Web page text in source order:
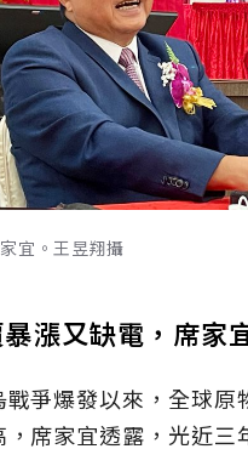
宜。王昱翔攝
漲又缺電，席家
爭爆發以來，全球原
席家宜透露，光近三